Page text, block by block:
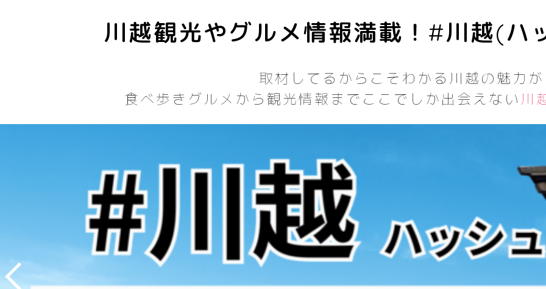
川越観光やグルメ情報満載！#川越(ハ
取材してるからこそわかる川越の魅力が
食べ歩きグルメから観光情報までここでしか出会えない 川